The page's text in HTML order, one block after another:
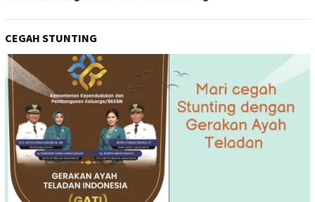
CEGAH STUNTING